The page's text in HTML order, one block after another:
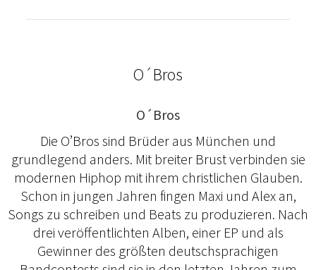
O´Bros
O´Bros
Die O’Bros sind Brüder aus München und
grundlegend anders. Mit breiter Brust verbinden sie
modernen Hiphop mit ihrem christlichen Glauben.
Schon in jungen Jahren fingen Maxi und Alex an,
Songs zu schreiben und Beats zu produzieren. Nach
drei veröffentlichten Alben, einer EP und als
Gewinner des größten deutschsprachigen